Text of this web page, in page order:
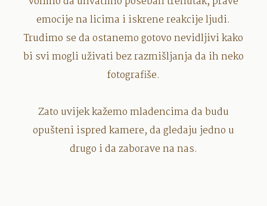
emocije na licima i iskrene reakcije ljudi.
Trudimo se da ostanemo gotovo nevidljivi kako
bi svi mogli uživati bez razmišljanja da ih neko
fotografiše.
Zato uvijek kažemo mladencima da budu
opušteni ispred kamere, da gledaju jedno u
drugo i da zaborave na nas.